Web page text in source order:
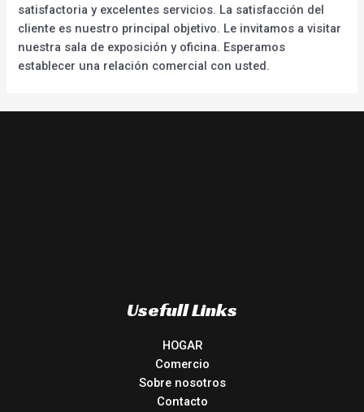
satisfactoria y excelentes servicios. La satisfacción del
cliente es nuestro principal objetivo. Le invitamos a visitar
nuestra sala de exposición y oficina. Esperamos
establecer una relación comercial con usted.
Usefull Links
HOGAR
Comercio
Sobre nosotros
Contacto